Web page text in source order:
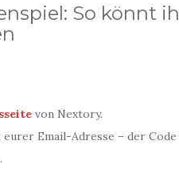
So könnt
von Nextory.
Email-Adresse – der Code